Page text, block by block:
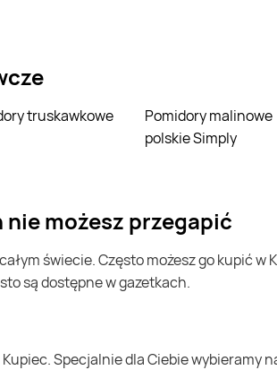
Pomidory malinowe
polskie Simply
nie możesz przegapić
są dostępne w gazetkach.